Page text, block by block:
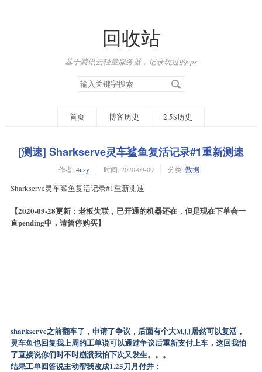
回收站
基于腾讯云轻量服务器，记录玩过的vps
搜
键
首页 博客历史 2.5$历史
[测速] Sharkserve灵车鲨鱼复活记录#1重新测速
作者: 4usy 时间: 2020-09-09 分类: 数据
Sharkserve灵车鲨鱼复活记录#1重新测速
【2020-09-28更新：老板失联，已开通的机器还在，但是现在下单会一
直pending中，请暂停购买】
sharkserve之前翻车了，申请了争议，后面有个大MJJ居然可以复活，
灵车鱼也回复我上周的工单说可以通过争议后重新支付上车，这回我怕
了直接说你们时不时崩溃我怕下次又发生。。。
结果工单回答说主动帮我改成1.25刀月付并：